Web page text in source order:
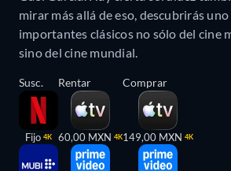
mirar más allá de eso, descubrirás
importantes clásicos no sólo del cine
sino del cine mundial.
Susc.
Fijo 4K
Rentar
60,00 MXN 4K
Comprar
149,00 MXN 4K